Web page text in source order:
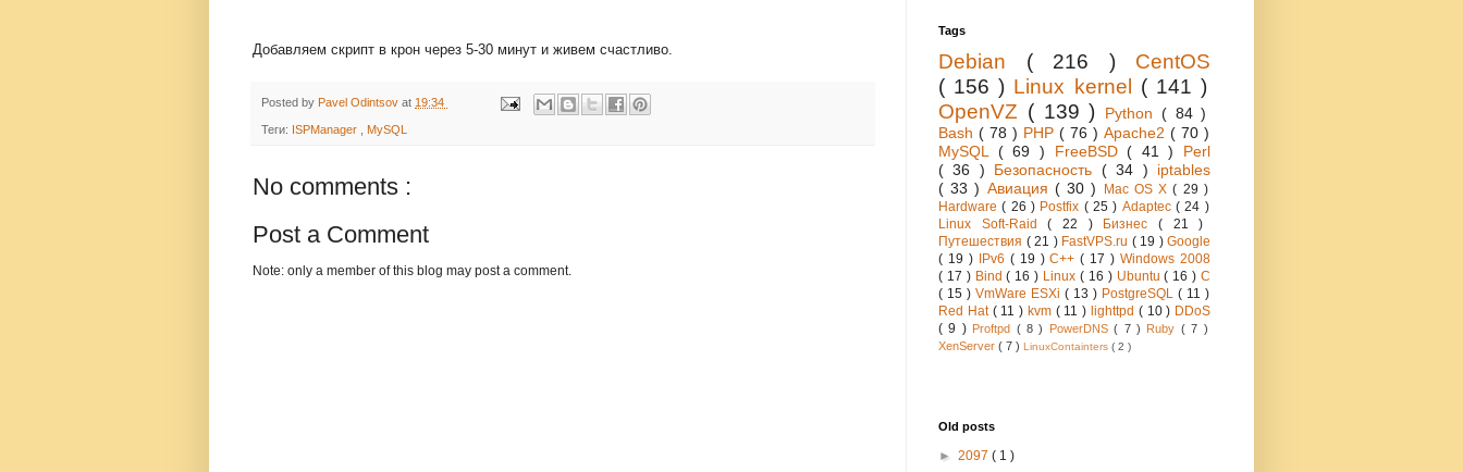
Добавляем скрипт в крон через 5-30 минут и живем счастливо.
Posted by Pavel Odintsov at 19:34
Теги: ISPManager MySQL
No comments :
Post a Comment
Note: only a member of this blog may post a comment.
Tags
Debian ( 216 ) CentOS
( 156 ) Linux kernel ( 141 )
OpenVZ ( 139 ) Python ( 84 )
Bash ( 78 ) PHP ( 76 ) Apache2 ( 70 )
MySQL ( 69 ) FreeBSD( 41 ) Perl
( 36 ) Безопасность ( 34 ) iptables
( 33 ) Авиация ( 30 ) Mac OS X( 29 )
Hardware( 26 ) Postfix ( 25 ) Adaptec( 24 )
Linux Soft-Raid( 22 ) Бизнес( 21 )
Путешествия ( 21 ) FastVPS.ru ( 19 ) Google
( 19 )
IPv6 ( 19 )C++( 17 )Windows 2008
( 17 ) Bind( 16 ) Linux ( 16 ) Ubuntu( 16 )C
( 15 ) VmWare ESXi ( 13 ) PostgreSQL ( 11 )
Red Hat ( 11 ) kvm ( 11 ) lighttpd ( 10 ) DDoS
( 9 ) Proftpd ( 8 ) PowerDNS( 7 ) Ruby ( 7 )
XenServer ( 7 ) LinuxContainters ( 2 )
Old posts
► 2097 ( 1 )